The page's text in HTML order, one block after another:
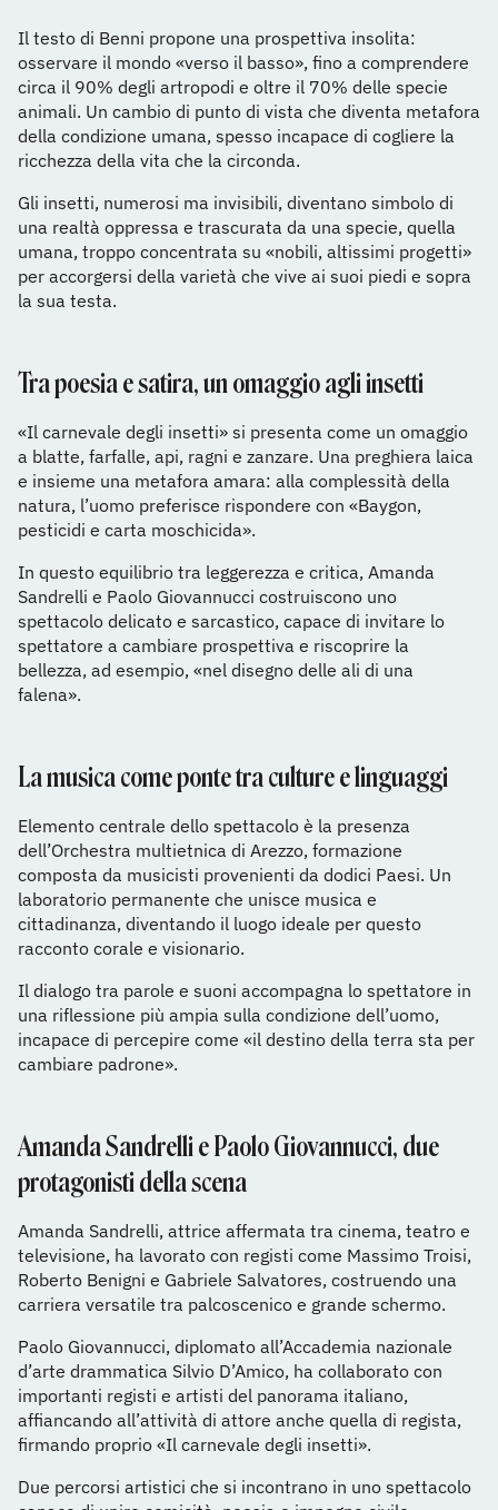
Il testo di Benni propone una prospettiva insolita:
osservare il mondo «verso il basso», fino a comprendere
circa il 90% degli artropodi e oltre il 70% delle specie
animali. Un cambio di punto di vista che diventa metafora
della condizione umana, spesso incapace di cogliere la
ricchezza della vita che la circonda.
Gli insetti, numerosi ma invisibili, diventano simbolo di
una realtà oppressa e trascurata da una specie, quella
umana, troppo concentrata su «nobili, altissimi progetti»
per accorgersi della varietà che vive ai suoi piedi e sopra
la sua testa.
Tra poesia e satira, un omaggio agli insetti
«Il carnevale degli insetti» si presenta come un omaggio
a blatte, farfalle, api, ragni e zanzare. Una preghiera laica
e insieme una metafora amara: alla complessità della
natura, l’uomo preferisce rispondere con «Baygon,
pesticidi e carta moschicida».
In questo equilibrio tra leggerezza e critica, Amanda
Sandrelli e Paolo Giovannucci costruiscono uno
spettacolo delicato e sarcastico, capace di invitare lo
spettatore a cambiare prospettiva e riscoprire la
bellezza, ad esempio, «nel disegno delle ali di una
falena».
La musica come ponte tra culture e linguaggi
Elemento centrale dello spettacolo è la presenza
dell’Orchestra multietnica di Arezzo, formazione
composta da musicisti provenienti da dodici Paesi. Un
laboratorio permanente che unisce musica e
cittadinanza, diventando il luogo ideale per questo
racconto corale e visionario.
Il dialogo tra parole e suoni accompagna lo spettatore in
una riflessione più ampia sulla condizione dell’uomo,
incapace di percepire come «il destino della terra sta per
cambiare padrone».
Amanda Sandrelli e Paolo Giovannucci, due
protagonisti della scena
Amanda Sandrelli, attrice affermata tra cinema, teatro e
televisione, ha lavorato con registi come Massimo Troisi,
Roberto Benigni e Gabriele Salvatores, costruendo una
carriera versatile tra palcoscenico e grande schermo.
Paolo Giovannucci, diplomato all’Accademia nazionale
d’arte drammatica Silvio D’Amico, ha collaborato con
importanti registi e artisti del panorama italiano,
affiancando all’attività di attore anche quella di regista,
firmando proprio «Il carnevale degli insetti».
Due percorsi artistici che si incontrano in uno spettacolo